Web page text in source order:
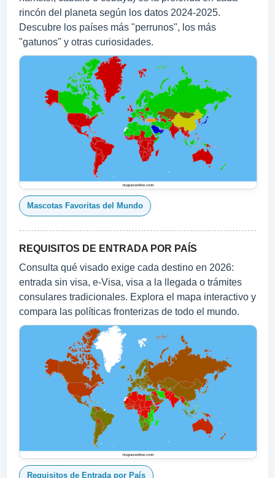
rincón del planeta según los datos 2024‑2025.
Descubre los países más "perrunos", los más
"gatunos" y otras curiosidades.
Mascotas Favoritas del Mundo
REQUISITOS DE ENTRADA POR PAÍS
Consulta qué visado exige cada destino en 2026:
entrada sin visa, e-Visa, visa a la llegada o trámites
consulares tradicionales. Explora el mapa interactivo y
compara las políticas fronterizas de todo el mundo.
Requisitos de Entrada por País